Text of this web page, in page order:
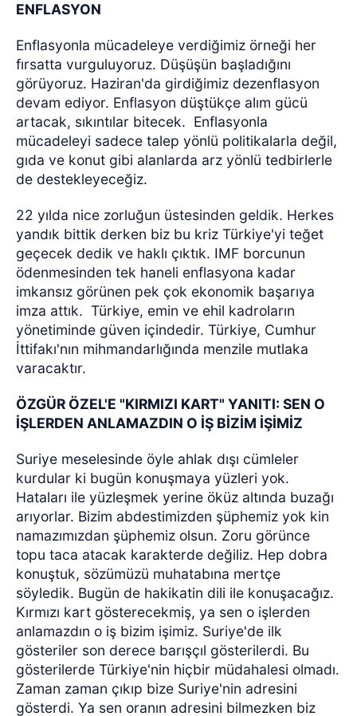
ENFLASYON
Enflasyonla mücadeleye verdiğimiz örneği her
fırsatta vurguluyoruz. Düşüşün başladığını
görüyoruz. Haziran'da girdiğimiz dezenflasyon
devam ediyor. Enflasyon düştükçe alım gücü
artacak, sıkıntılar bitecek. Enflasyonla
mücadeleyi sadece talep yönlü politikalarla değil,
gıda ve konut gibi alanlarda arz yönlü tedbirlerle
de destekleyeceğiz.
22 yılda nice zorluğun üstesinden geldik. Herkes
yandık bittik derken biz bu kriz Türkiye'yi teğet
geçecek dedik ve haklı çıktık. IMF borcunun
ödenmesinden tek haneli enflasyona kadar
imkansız görünen pek çok ekonomik başarıya
imza attık. Türkiye, emin ve ehil kadroların
yönetiminde güven içindedir. Türkiye, Cumhur
İttifakı'nın mihmandarlığında menzile mutlaka
varacaktır.
ÖZGÜR ÖZEL'E "KIRMIZI KART" YANITI: SEN O
İŞLERDEN ANLAMAZDIN O İŞ BİZİM İŞİMİZ
Suriye meselesinde öyle ahlak dışı cümleler
kurdular ki bugün konuşmaya yüzleri yok.
Hataları ile yüzleşmek yerine öküz altında buzağı
arıyorlar. Bizim abdestimizden şüphemiz yok kin
namazımızdan şüphemiz olsun. Zoru görünce
topu taca atacak karakterde değiliz. Hep dobra
konuştuk, sözümüzü muhatabına mertçe
söyledik. Bugün de hakikatin dili ile konuşacağız.
Kırmızı kart gösterecekmiş, ya sen o işlerden
anlamazdın o iş bizim işimiz. Suriye'de ilk
gösteriler son derece barışçıl gösterilerdi. Bu
gösterilerde Türkiye'nin hiçbir müdahalesi olmadı.
Zaman zaman çıkıp bize Suriye'nin adresini
gösterdi. Ya sen oranın adresini bilmezken biz